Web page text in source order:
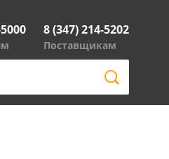
8 (347) 214-5202
Поставщикам